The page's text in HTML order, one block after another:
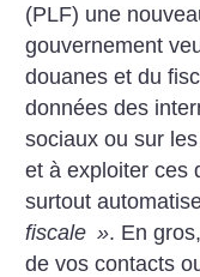
(PLF) une
gouvernement
douanes et du
données des
sociaux ou sur
et à exploiter ces
surtout
fiscale ». En
de vos contacts